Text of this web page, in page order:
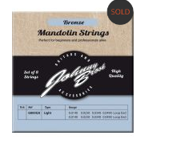
TOEVOEGEN
OM
TE
VERGELIJKEN